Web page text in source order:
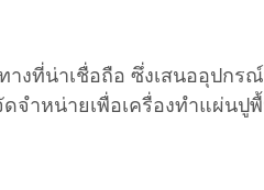
งที่น่าเชื่อถือ ซึ่งเสนออุปกร
ดจำหน่ายเพื่อเครื่องทำแผ่นปู